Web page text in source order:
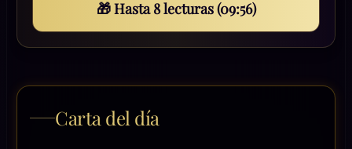
🎁 Hasta 8 lecturas (09:54)
Carta del día